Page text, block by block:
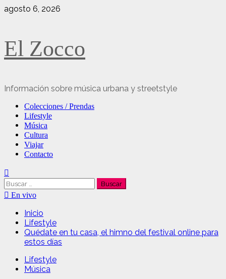
Saltar
agosto 6, 2026
El Zocco
Información sobre música urbana y streetstyle
Menú
principal
Colecciones / Prendas
Lifestyle
Música
Cultura
Viajar
Contacto
Buscar:
En vivo
Inicio
Lifestyle
Quédate en tu casa, el himno del festival online para
estos días
Lifestyle
Música